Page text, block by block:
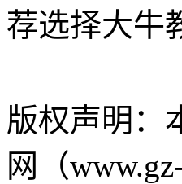
荐选择大牛
版权声明：
网（